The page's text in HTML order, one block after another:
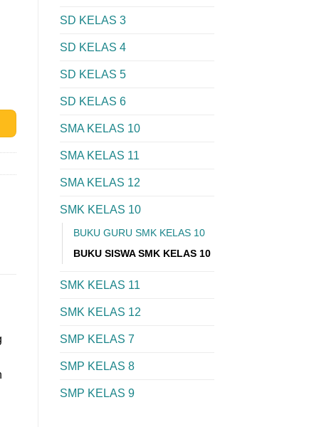
SD KELAS 3
SD KELAS 4
SD KELAS 5
SD KELAS 6
SMA KELAS 10
SMA KELAS 11
SMA KELAS 12
SMK KELAS 10
BUKU GURU SMK KELAS 10
BUKU SISWA SMK KELAS 10
SMK KELAS 11
SMK KELAS 12
SMP KELAS 7
SMP KELAS 8
SMP KELAS 9